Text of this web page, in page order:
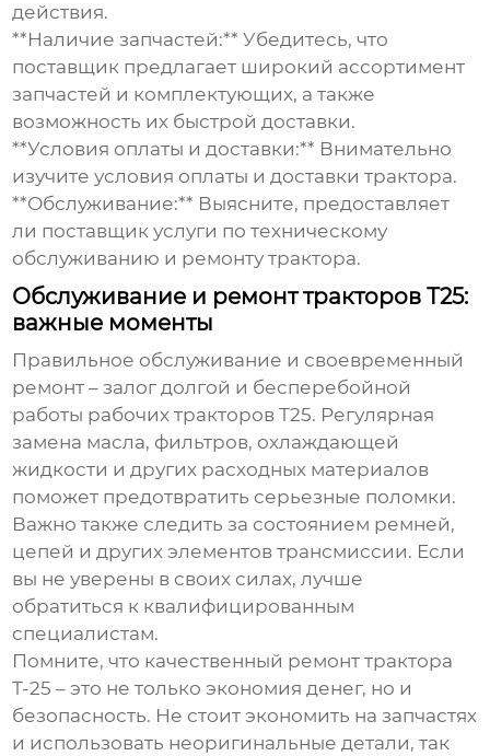
действия.
**Наличие запчастей:** Убедитесь, что
поставщик предлагает широкий ассортимент
запчастей и комплектующих, а также
возможность их быстрой доставки.
**Условия оплаты и доставки:** Внимательно
изучите условия оплаты и доставки трактора.
**Обслуживание:** Выясните, предоставляет
ли поставщик услуги по техническому
обслуживанию и ремонту трактора.
Обслуживание и ремонт тракторов Т25:
важные моменты
Правильное обслуживание и своевременный
ремонт – залог долгой и бесперебойной
работы рабочих тракторов Т25. Регулярная
замена масла, фильтров, охлаждающей
жидкости и других расходных материалов
поможет предотвратить серьезные поломки.
Важно также следить за состоянием ремней,
цепей и других элементов трансмиссии. Если
вы не уверены в своих силах, лучше
обратиться к квалифицированным
специалистам.
Помните, что качественный ремонт трактора
Т-25 – это не только экономия денег, но и
безопасность. Не стоит экономить на запчастях
и использовать неоригинальные детали, так